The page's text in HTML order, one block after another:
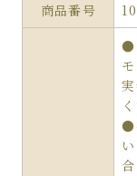
商品番号
●
●